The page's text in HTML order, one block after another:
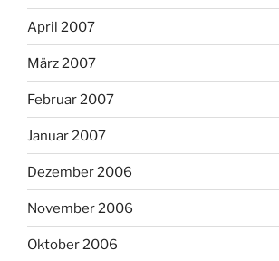
April 2007
März 2007
Februar 2007
Januar 2007
Dezember 2006
November 2006
Oktober 2006